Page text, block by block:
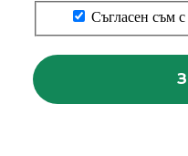
Съгласен съм с